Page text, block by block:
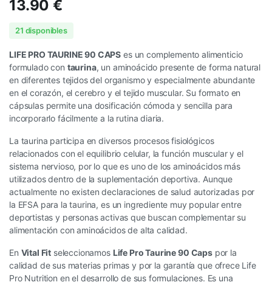
13.90€
21 disponibles
LIFE PRO TAURINE 90 CAPS es un complemento alimenticio
formulado con taurina, un aminoácido presente de forma natural
en diferentes tejidos del organismo y especialmente abundante
en el corazón, el cerebro y el tejido muscular. Su formato en
cápsulas permite una dosificación cómoda y sencilla para
incorporarlo fácilmente a la rutina diaria.
La taurina participa en diversos procesos fisiológicos
relacionados con el equilibrio celular, la función muscular y el
sistema nervioso, por lo que es uno de los aminoácidos más
utilizados dentro de la suplementación deportiva. Aunque
actualmente no existen declaraciones de salud autorizadas por
la EFSA para la taurina, es un ingrediente muy popular entre
deportistas y personas activas que buscan complementar su
alimentación con aminoácidos de alta calidad.
En Vital Fit seleccionamos Life Pro Taurine 90 Capspor la
calidad de sus materias primas y por la garantía que ofrece Life
Pro Nutrition en el desarrollo de sus formulaciones. Es una